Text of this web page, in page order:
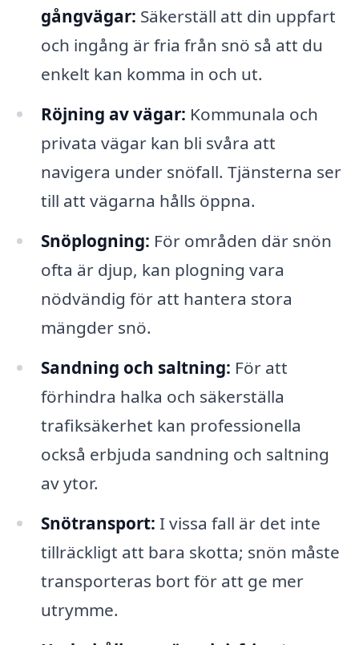
gångvägar: Säkerställ att din uppfart
och ingång är fria från snö så att du
enkelt kan komma in och ut.
Röjning av vägar: Kommunala och
privata vägar kan bli svåra att
navigera under snöfall. Tjänsterna ser
till att vägarna hålls öppna.
Snöplogning: För områden där snön
ofta är djup, kan plogning vara
nödvändig för att hantera stora
mängder snö.
Sandning och saltning: För att
förhindra halka och säkerställa
trafiksäkerhet kan professionella
också erbjuda sandning och saltning
av ytor.
Snötransport: I vissa fall är det inte
tillräckligt att bara skotta; snön måste
transporteras bort för att ge mer
utrymme.